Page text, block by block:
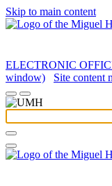
Skip to main content
ELECTRONIC
window)
Site content